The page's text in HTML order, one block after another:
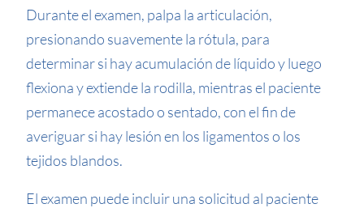
Durante el examen, palpa la articulación,
presionando suavemente la rótula, para
determinar si hay acumulación de líquido y luego
flexiona y extiende la rodilla, mientras el paciente
permanece acostado o sentado, con el fin de
averiguar si hay lesión en los ligamentos o los
tejidos blandos.
El examen puede incluir una solicitud al paciente